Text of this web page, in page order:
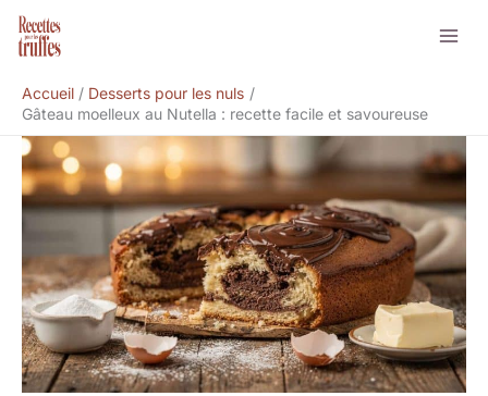
Aller
Accueil
Desserts pour les nuls
Gâteau moelleux au Nutella : recette facile et savoureuse
Rechercher